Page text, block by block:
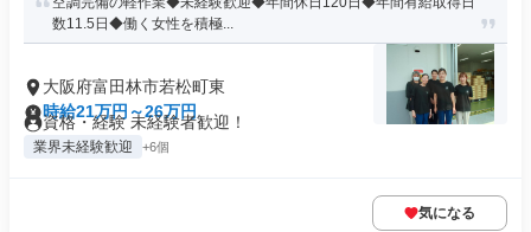
数11.5日◆働く女性を積極...
大阪府富田林市若松町東
時給21万円～26万円
資格・経験 未経験者歓迎！
業界未経験歓迎 +6個
気になる